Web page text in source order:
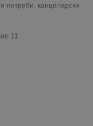
потреби, канцеларски
11